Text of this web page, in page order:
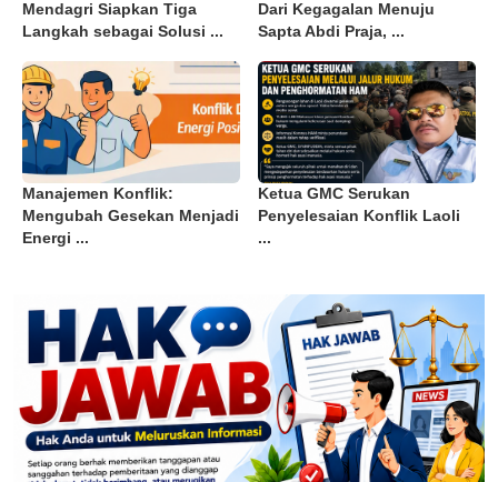
Mendagri Siapkan Tiga
Langkah sebagai Solusi ...
Dari Kegagalan Menuju
Sapta Abdi Praja, ...
Manajemen Konflik:
Mengubah Gesekan Menjadi
Energi ...
Ketua GMC Serukan
Penyelesaian Konflik Laoli
...